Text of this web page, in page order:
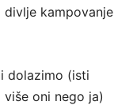
kampovanje
dolazimo (isti
oni nego ja)